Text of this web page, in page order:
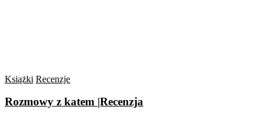
Książki Recenzje
Rozmowy z katem |Recenzja